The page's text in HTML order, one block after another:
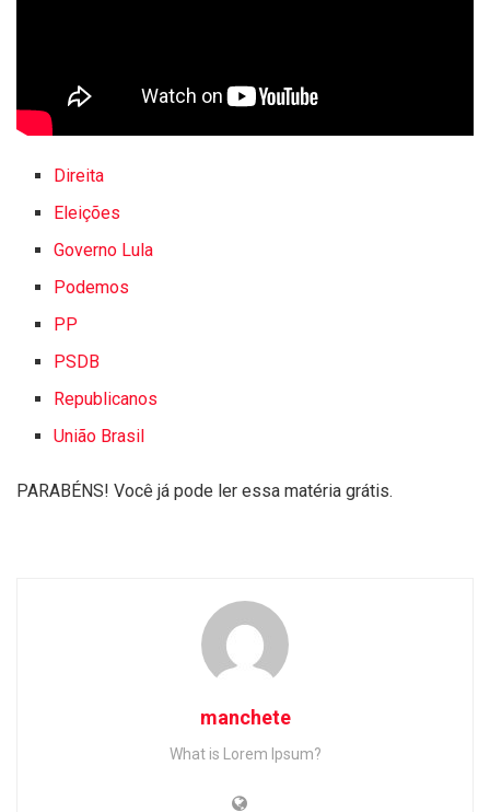
Direita
Eleições
Governo Lula
Podemos
PP
PSDB
Republicanos
União Brasil
PARABÉNS! Você já pode ler essa matéria grátis.
manchete
What is Lorem Ipsum?